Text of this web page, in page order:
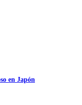
en Japón